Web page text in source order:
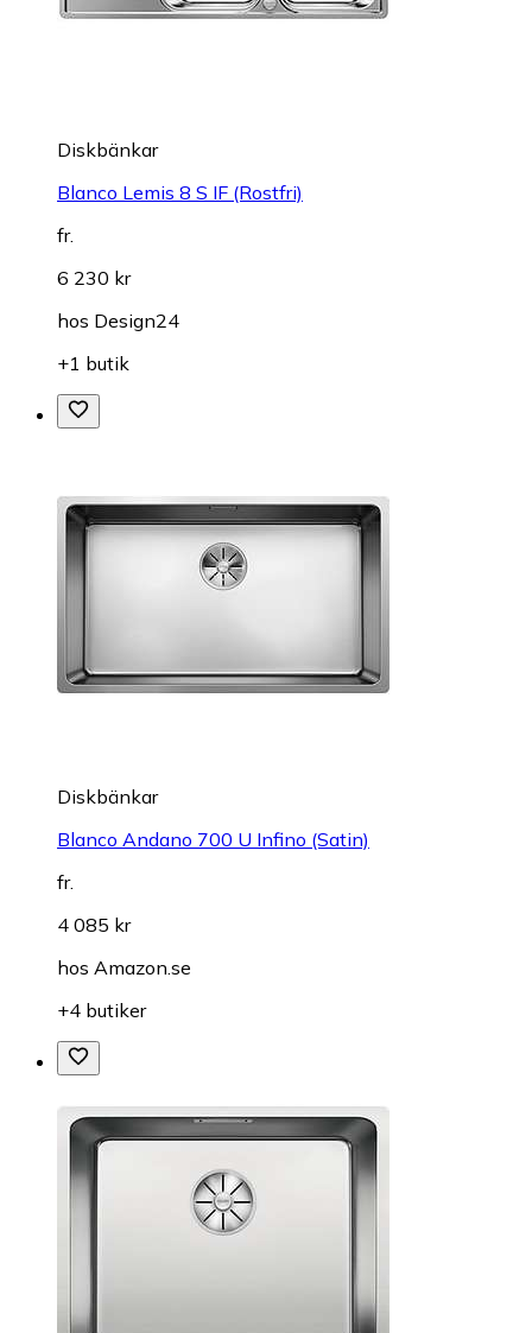
Diskbänkar
Blanco Lemis 8 S IF (Rostfri)
fr.
6 230 kr
hos Design24
+1 butik
Diskbänkar
Blanco Andano 700 U Infino (Satin)
fr.
4 085 kr
hos Amazon.se
+4 butiker